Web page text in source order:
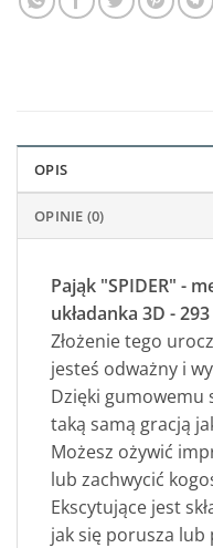
OPIS
OPINIE (0)
Pająk "SPIDER" -
układanka 3D -
Złożenie tego
jesteś odważny i
Dzięki gumowemu
taką samą gracją
Możesz ożywić
lub zachwycić
Ekscytujące jest
jak się porusza